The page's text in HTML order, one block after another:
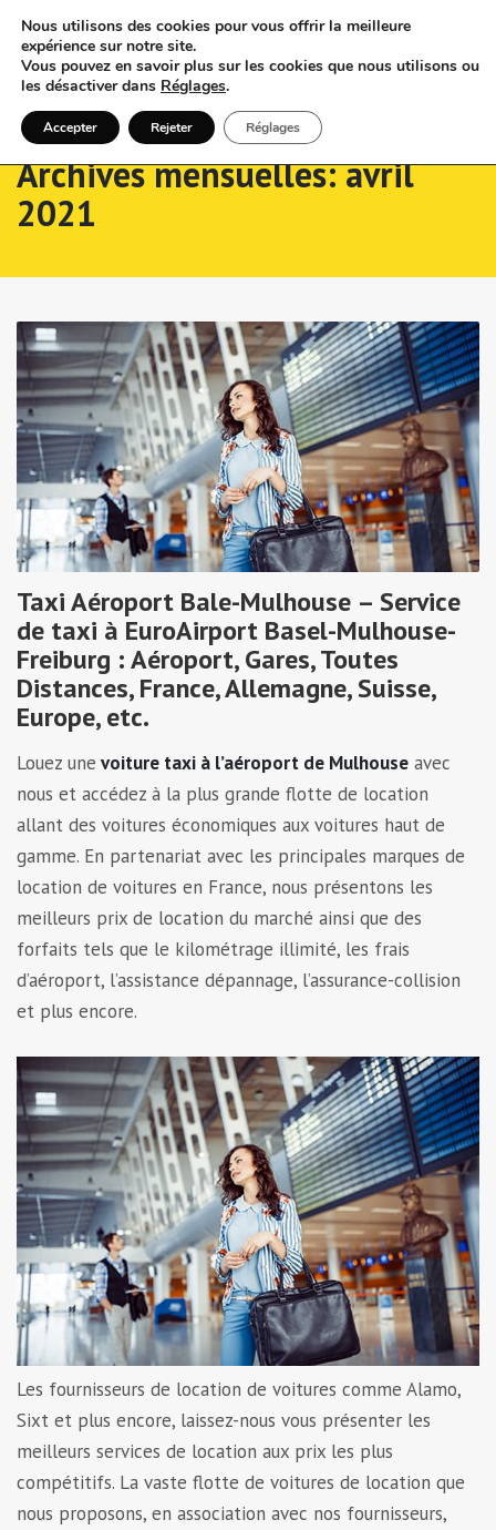
Archives mensuelles: avril
2021
Taxi Aéroport Bale-Mulhouse – Service
de taxi à EuroAirport Basel-Mulhouse-
Freiburg : Aéroport, Gares, Toutes
Distances, France, Allemagne, Suisse,
Europe, etc.
Louez une voiture taxi à l’aéroport de Mulhouse avec
nous et accédez à la plus grande flotte de location
allant des voitures économiques aux voitures haut de
gamme. En partenariat avec les principales marques de
location de voitures en France, nous présentons les
meilleurs prix de location du marché ainsi que des
forfaits tels que le kilométrage illimité, les frais
d’aéroport, l’assistance dépannage, l’assurance-collision
et plus encore.
Les fournisseurs de location de voitures comme Alamo,
Sixt et plus encore, laissez-nous vous présenter les
meilleurs services de location aux prix les plus
compétitifs. La vaste flotte de voitures de location que
nous proposons, en association avec nos fournisseurs,
Nous utilisons des cookies pour vous offrir la meilleure
expérience sur notre site.
Vous pouvez en savoir plus sur les cookies que nous utilisons ou
les désactiver dans Réglages.
Accepter Rejeter Réglages